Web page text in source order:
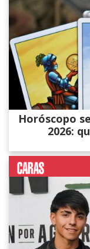
Horóscopo
2026: